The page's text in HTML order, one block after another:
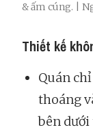
& ấm cúng. |
Thiết kế
Quán
thoáng
bên dưới